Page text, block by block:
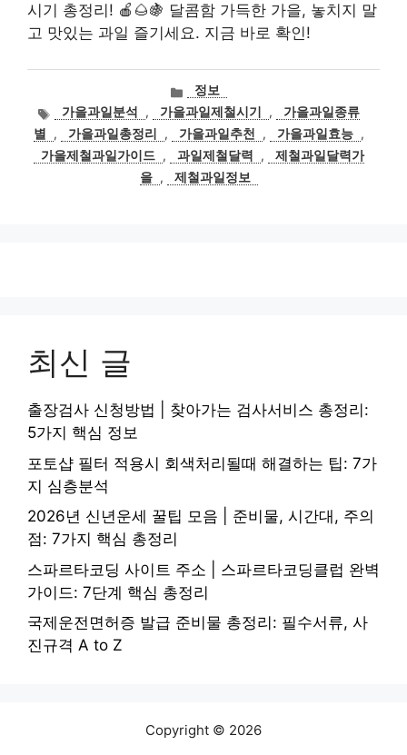
시기 총정리! 🍎🌰🍇 달콤함 가득한 가을, 놓치지 말
고 맛있는 과일 즐기세요. 지금 바로 확인!
카
테
고
리
정보
태가을과일분석 , 가을과일제철시기 ,
가을과일종류
별
, 가을과일총정리 , 가을과일추천 , 가을과일효능 ,
가을제철과일가이드 , 과일제철달력 ,
제철과일달력가
을 , 제철과일정보
최신 글
출장검사 신청방법 | 찾아가는 검사서비스 총정리:
5가지 핵심 정보
포토샵 필터 적용시 회색처리될때 해결하는 팁: 7가
지 심층분석
2026년 신년운세 꿀팁 모음 | 준비물, 시간대, 주의
점: 7가지 핵심 총정리
스파르타코딩 사이트 주소 | 스파르타코딩클럽 완벽
가이드: 7단계 핵심 총정리
국제운전면허증 발급 준비물 총정리: 필수서류, 사
진규격 A to Z
Copyright © 2026